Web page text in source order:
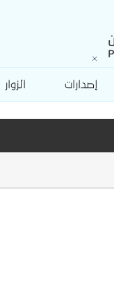
إصدارات الزوار